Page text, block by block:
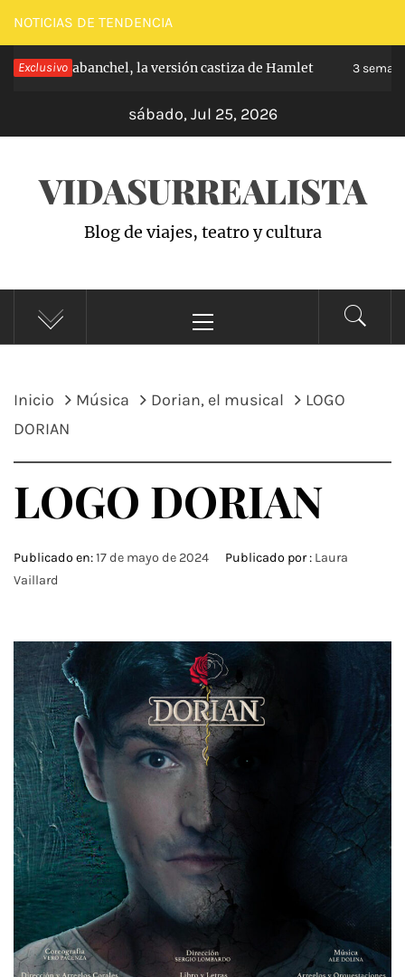
Saltar
al
contenido
NOTICIAS DE TENDENCIA
Exclusivo
de Carabanchel, la versión castiza de Hamlet 3
sábado, Jul 25, 2026
VIDASURREALISTA
Blog de viajes, teatro y cultura
principal
Inicio Música Dorian, el musical
LOGO
DORIAN
LOGO DORIAN
Publicado en:17 de mayo de 2024 Publicado por : Laura
Vaillard